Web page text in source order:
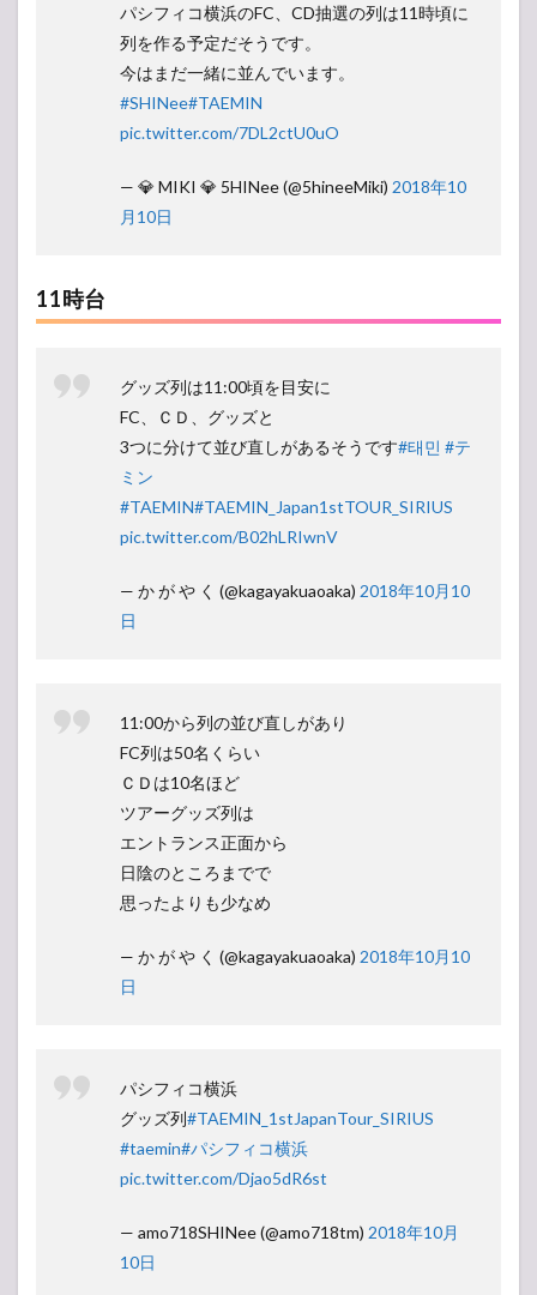
パシフィコ横浜のFC、CD抽選の列は11時頃に
列を作る予定だそうです。
今はまだ一緒に並んでいます。
#SHINee#TAEMIN
pic.twitter.com/7DL2ctU0uO
— 💎 MIKI 💎 5HINee (@5hineeMiki) 2018年10
月10日
11時台
グッズ列は11:00頃を目安に
FC、ＣＤ、グッズと
3つに分けて並び直しがあるそうです#태민 #テ
ミン
#TAEMIN#TAEMIN_Japan1stTOUR_SIRIUS
pic.twitter.com/B02hLRIwnV
— か が や く (@kagayakuaoaka) 2018年10月10
日
11:00から列の並び直しがあり
FC列は50名くらい
ＣＤは10名ほど
ツアーグッズ列は
エントランス正面から
日陰のところまでで
思ったよりも少なめ
— か が や く (@kagayakuaoaka) 2018年10月10
日
パシフィコ横浜
グッズ列#TAEMIN_1stJapanTour_SIRIUS
#taemin#パシフィコ横浜
pic.twitter.com/Djao5dR6st
— amo718SHINee (@amo718tm) 2018年10月
10日